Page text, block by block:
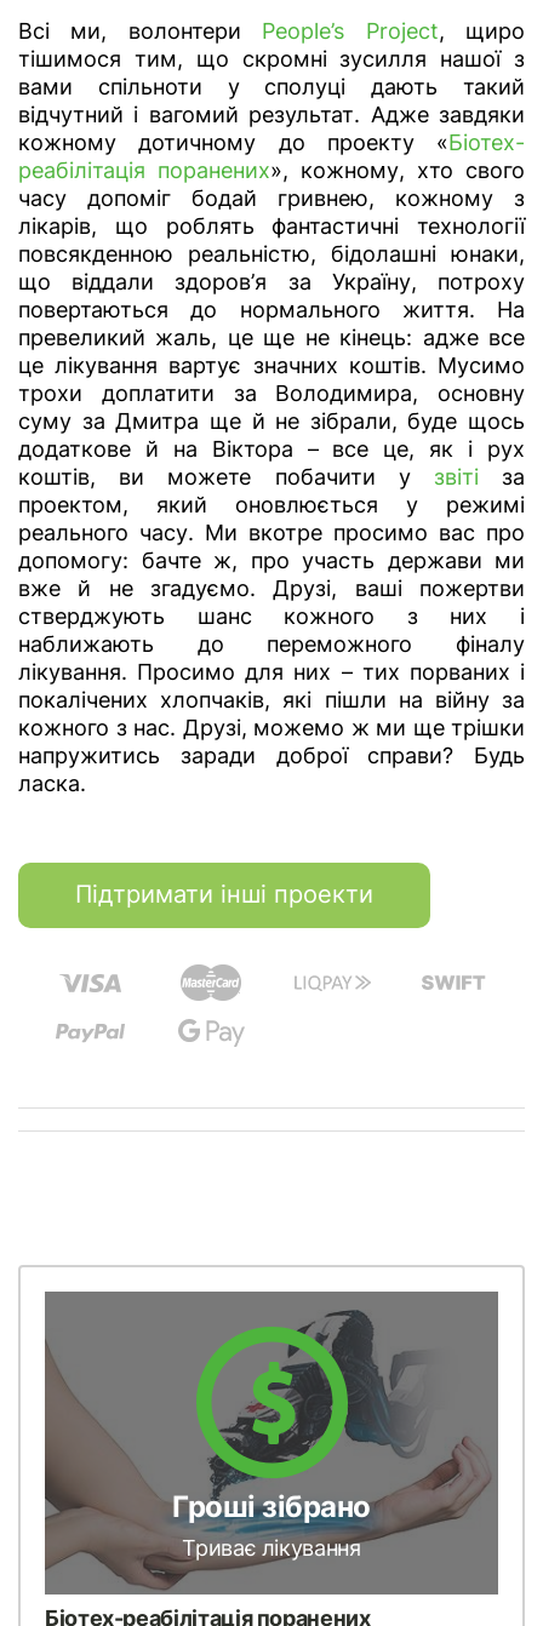
Всі ми, волонтери People’s Project, щиро
тішимося тим, що скромні зусилля нашої з
вами спільноти у сполуці дають такий
відчутний і вагомий результат. Адже завдяки
кожному дотичному до проекту «Біотех-
реабілітація поранених», кожному, хто свого
часу допоміг бодай гривнею, кожному з
лікарів, що роблять фантастичні технології
повсякденною реальністю, бідолашні юнаки,
що віддали здоров’я за Україну, потроху
повертаються до нормального життя. На
превеликий жаль, це ще не кінець: адже все
це лікування вартує значних коштів. Мусимо
трохи доплатити за Володимира, основну
суму за Дмитра ще й не зібрали, буде щось
додаткове й на Віктора – все це, як і рух
коштів, ви можете побачити узвітіза
проектом, який оновлюється у режимі
реального часу. Ми вкотре просимо вас про
допомогу: бачте ж, про участь держави ми
вже й не згадуємо. Друзі, ваші пожертви
стверджують шанс кожного з них і
наближають до переможного фіналу
лікування. Просимо для них – тих порваних і
покалічених хлопчаків, які пішли на війну за
кожного з нас. Друзі, можемо ж ми ще трішки
напружитись заради доброї справи? Будь
ласка.
Підтримати інші проекти
Гроші зібрано
Триває лікування
Біотех-реабілітація поранених